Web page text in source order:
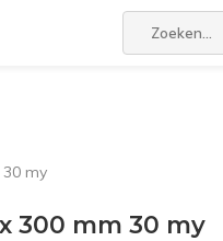
my
300 mm 30 my